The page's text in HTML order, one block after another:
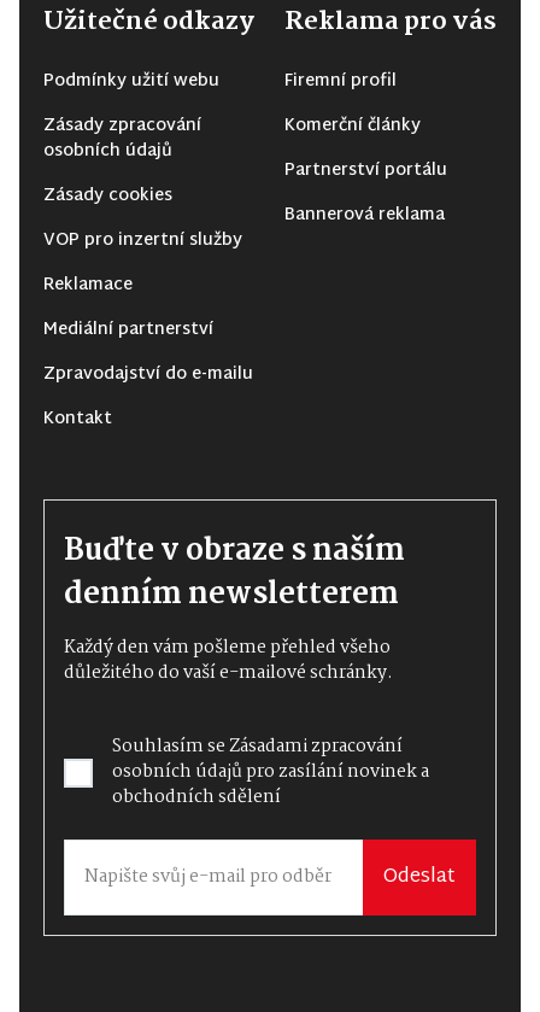
Užitečné odkazy
Podmínky užití webu
Zásady zpracování
osobních údajů
Zásady cookies
VOP pro inzertní služby
Reklamace
Mediální partnerství
Zpravodajství do e-mailu
Kontakt
Reklama pro vás
Firemní profil
Komerční články
Partnerství portálu
Bannerová reklama
Buďte v obraze s naším
denním newsletterem
Každý den vám pošleme přehled všeho
důležitého do vaší e-mailové schránky.
Souhlasím seZásadami zpracování
osobních údajůpro zasílání novinek a
obchodních sdělení
Odeslat